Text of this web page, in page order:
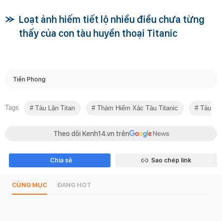
Loạt ảnh hiếm tiết lộ nhiều điều chưa từng
thấy của con tàu huyền thoại Titanic
Tiền Phong
Tags Tàu Lặn Titan Thám Hiểm Xác Tàu Titanic Tàu
Theo dõi Kenh14.vn trên
Chia sẻ Sao chép link
CÙNG MỤC ĐANG HOT